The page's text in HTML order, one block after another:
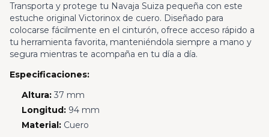
Transporta y protege tu Navaja Suiza pequeña con este
estuche original Victorinox de cuero. Diseñado para
colocarse fácilmente en el cinturón, ofrece acceso rápido a
tu herramienta favorita, manteniéndola siempre a mano y
segura mientras te acompaña en tu día a día.
Especificaciones:
Altura:37 mm
Longitud:94 mm
Material:Cuero